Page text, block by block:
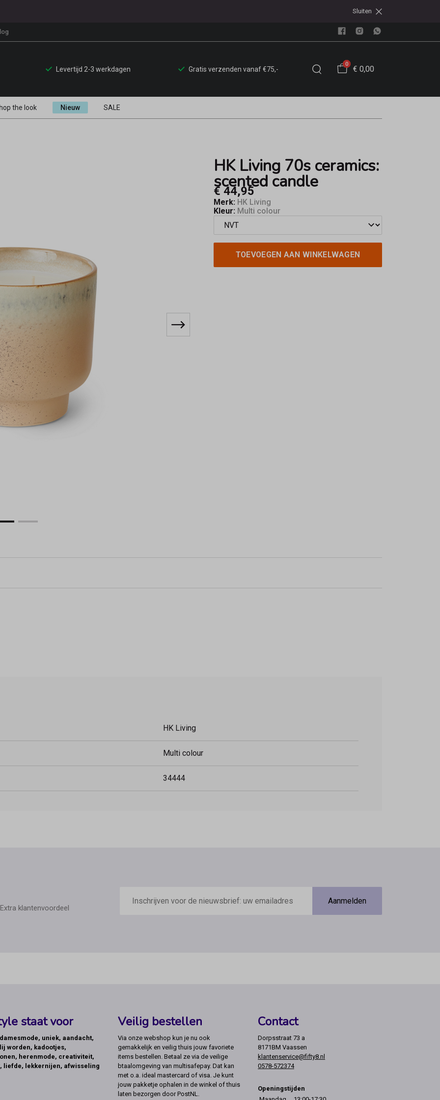
Sluiten
Levertijd 2-3 werkdagen Gratis verzenden vanaf €75,-
0
€ 0,00
the look Nieuw SALE
HK Living 70s ceramics:
scented candle
€ 44,95
Merk: HK Living
Kleur: Multi colour
TOEVOEGEN AAN WINKELWAGEN
HK Living
Multi colour
34444
klantenvoordeel
mailadres
Aanmelden
staat voor
uniek, aandacht,
worden, kadootjes,
herenmode, creativiteit,
liefde, lekkernijen, afwisseling
Veilig bestellen
Via onze webshop kun je nu ook
gemakkelijk en veilig thuis jouw favoriete
items bestellen. Betaal ze via de veilige
btaalomgeving van multisafepay. Dat kan
met o.a. ideal mastercard of visa. Je kunt
jouw pakketje ophalen in de winkel of thuis
laten bezorgen door PostNL.
Contact
Dorpsstraat 73 a
8171BM Vaassen
klantenservice@fifty8.nl
0578-572374
Openingstijden